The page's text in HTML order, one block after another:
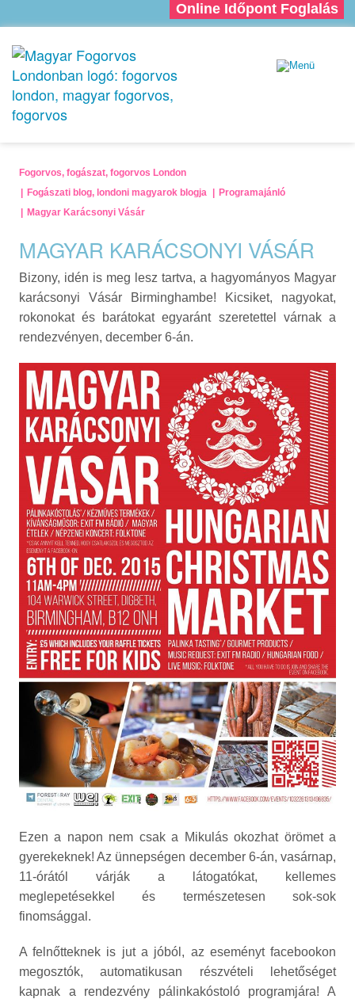
Online Időpont Foglalás
Fogorvos, fogászat, fogorvos London
Fogászati blog, londoni magyarok blogja
Programajánló
Magyar Karácsonyi Vásár
MAGYAR KARÁCSONYI VÁSÁR
Bizony, idén is meg lesz tartva, a hagyományos Magyar
karácsonyi Vásár Birminghambe! Kicsiket, nagyokat,
rokonokat és barátokat egyaránt szeretettel várnak a
rendezvényen, december 6-án.
Ezen a napon nem csak a Mikulás okozhat örömet a
gyerekeknek! Az ünnepségen december 6-án, vasárnap,
11-órától várják a látogatókat, kellemes
meglepetésekkel és természetesen sok-sok
finomsággal.
A felnőtteknek is jut a jóból, az eseményt facebookon
megosztók, automatikusan részvételi lehetőséget
kapnak a rendezvény pálinkakóstoló programjára! A